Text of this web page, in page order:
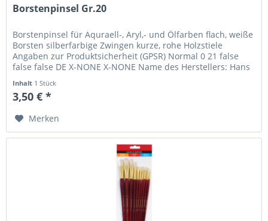
Borstenpinsel Gr.20
Borstenpinsel für Aquraell-, Aryl,- und Ölfarben flach, weiße
Borsten silberfarbige Zwingen kurze, rohe Holzstiele
Angaben zur Produktsicherheit (GPSR) Normal 0 21 false
false false DE X-NONE X-NONE Name des Herstellers: Hans
Inhalt 1 Stück
3,50 € *
Merken